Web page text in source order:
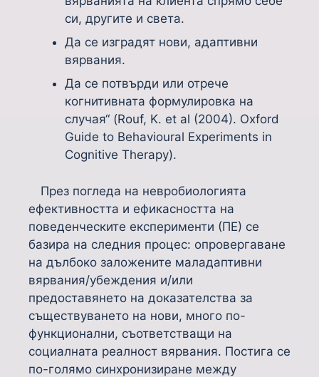
си, другите и света.
Да се изградят нови, адаптивни
вярвания.
Да се потвърди или отрече
когнитивната формулировка на
случая“ (Rouf, K. et al (2004). Oxford
Guide to Behavioural Experiments in
Cognitive Therapy).
През погледа на невробиологията
ефективността и ефикасността на
поведенческите експерименти (ПЕ) се
базира на следния процес: опровергаване
на дълбоко заложените маладаптивни
вярвания/убеждения и/или
предоставянето на доказателства за
съществуването на нови, много по-
функционални, съответстващи на
социалната реалност вярвания. Постига се
по-голямо синхронизиране между